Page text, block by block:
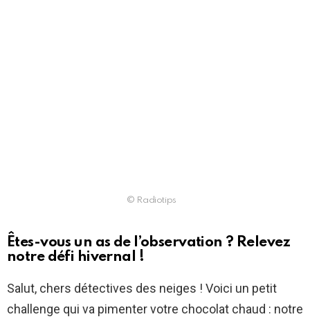
© Radiotips
Êtes-vous un as de l’observation ? Relevez
notre défi hivernal !
Salut, chers détectives des neiges ! Voici un petit
challenge qui va pimenter votre chocolat chaud : notre